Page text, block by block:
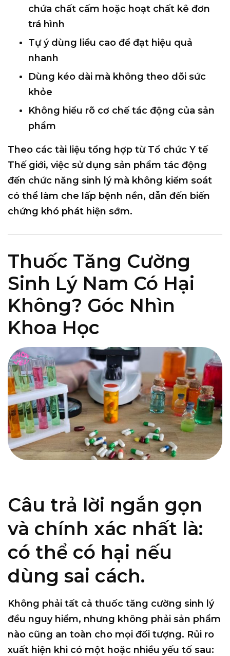
chứa chất cấm hoặc hoạt chất kê đơn
trá hình
Tự ý dùng liều cao để đạt hiệu quả
nhanh
Dùng kéo dài mà không theo dõi sức
khỏe
Không hiểu rõ cơ chế tác động của sản
phẩm
Theo các tài liệu tổng hợp từ Tổ chức Y tế
Thế giới, việc sử dụng sản phẩm tác động
đến chức năng sinh lý mà không kiểm soát
có thể làm che lấp bệnh nền, dẫn đến biến
chứng khó phát hiện sớm.
Thuốc Tăng Cường
Sinh Lý Nam Có Hại
Không? Góc Nhìn
Khoa Học
Câu trả lời ngắn gọn
và chính xác nhất là:
có thể có hại nếu
dùng sai cách.
Không phải tất cả thuốc tăng cường sinh lý
đều nguy hiểm, nhưng không phải sản phẩm
nào cũng an toàn cho mọi đối tượng. Rủi ro
xuất hiện khi có một hoặc nhiều yếu tố sau: